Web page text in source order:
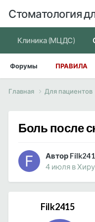
Стоматология
Клиника (МЦДС)
Форумы ПРАВИЛА
Главная Для пациентов
Боль после
Автор
4 июля в
Filk2415